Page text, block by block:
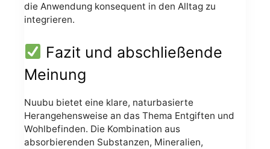
die Anwendung konsequent in den Alltag zu
integrieren.
Fazit und abschließende
Meinung
Nuubu bietet eine klare, naturbasierte
Herangehensweise an das Thema Entgiften und
Wohlbefinden. Die Kombination aus
absorbierenden Substanzen, Mineralien,